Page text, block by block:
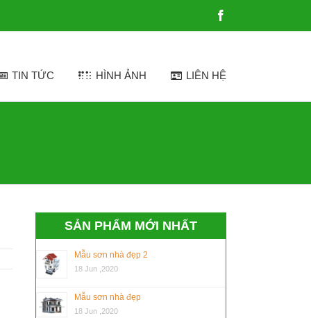
TIN TỨC HÌNH ẢNH LIÊN HỆ
SẢN PHẨM MỚI NHẤT
Mẫu sơn nhà đẹp 2
18 Jun ,2020
Mẫu sơn nhà đẹp
18 Jun ,2020